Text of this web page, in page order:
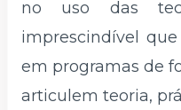
no uso das
imprescindível
em programas de
articulem teoria,